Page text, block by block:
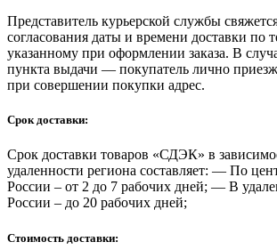
Представитель курьерской службы
согласования даты и времени доставки по
указанному при оформлении заказа. В
пункта выдачи — покупатель лично
при совершении покупки адрес.
Срок доставки:
Срок доставки товаров «СДЭК» в
удаленности региона составляет: — По
России – от 2 до 7 рабочих дней; — В
России – до 20 рабочих дней;
Стоимость доставки: